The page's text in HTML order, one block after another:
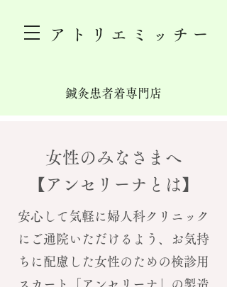
アトリエミッチー
鍼灸患者着専門店
女性のみなさまへ
【アンセリーナとは】
安心して気軽に婦人科クリニック
にご通院いただけるよう、お気持
ちに配慮した女性のための検診用
スカート「アンセリーナ」の製造